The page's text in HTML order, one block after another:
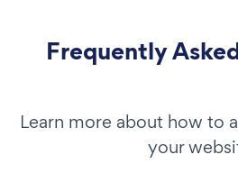
Frequently
Learn more about how to
your